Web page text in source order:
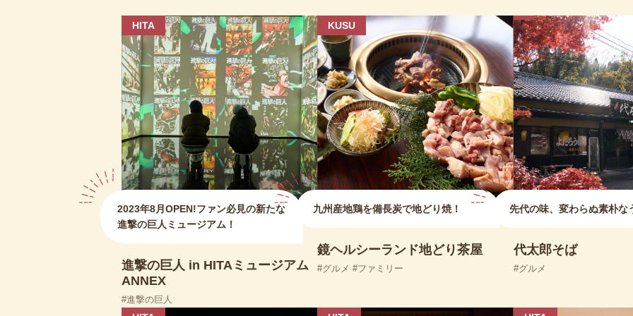
HITA
2023年8月OPEN!ファン必見の新たな
進撃の巨人ミュージアム！
進撃の巨人 in HITAミュージアム
ANNEX
進撃の巨人
KUSU
九州産地鶏を備長炭で地どり焼！
鏡ヘルシーランド地どり茶屋
グルメ ファミリー
先代の味、変わらぬ素朴な
代太郎そば
グルメ